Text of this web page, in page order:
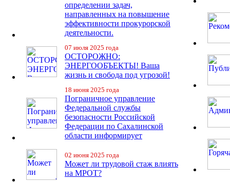
определении задач,
направленных на повышение
эффективности прокурорской
деятельности.
07 июля 2025 года
ОСТОРОЖНО:
ЭНЕРГООБЪЕКТЫ! Ваша
жизнь и свобода под угрозой!
18 июня 2025 года
Пограничное управление
Федеральной службы
безопасности Российской
Федерации по Сахалинской
области информирует
02 июня 2025 года
Может ли трудовой стаж влиять
на МРОТ?